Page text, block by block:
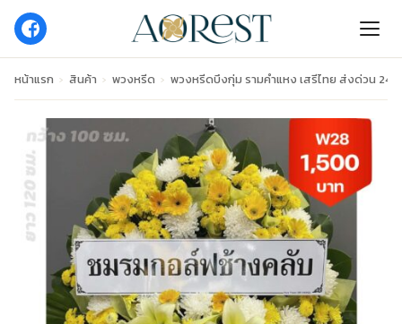
หน้าแรก › สินค้า › พวงหรีด › พวงหรีดบึงกุ่ม รามคำแหง เสรีไทย ส่งด่วน 24